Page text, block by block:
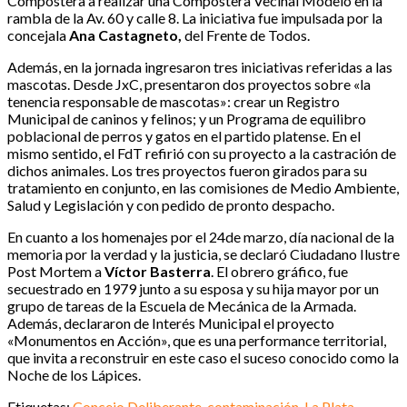
rambla de la Av. 60 y calle 8. La iniciativa fue impulsada por la
concejala Ana Castagneto, del Frente de Todos.
Además, en la jornada ingresaron tres iniciativas referidas a las
mascotas. Desde JxC, presentaron dos proyectos sobre «la
tenencia responsable de mascotas»: crear un Registro
Municipal de caninos y felinos; y un Programa de equilibro
poblacional de perros y gatos en el partido platense. En el
mismo sentido, el FdT refirió con su proyecto a la castración de
dichos animales. Los tres proyectos fueron girados para su
tratamiento en conjunto, en las comisiones de Medio Ambiente,
Salud y Legislación y con pedido de pronto despacho.
En cuanto a los homenajes por el 24de marzo, día nacional de la
memoria por la verdad y la justicia, se declaró Ciudadano Ilustre
Post Mortem aVíctor Basterra . El obrero gráfico, fue
secuestrado en 1979 junto a su esposa y su hija mayor por un
grupo de tareas de la Escuela de Mecánica de la Armada.
Además, declararon de Interés Municipal el proyecto
«Monumentos en Acción», que es una performance territorial,
que invita a reconstruir en este caso el suceso conocido como la
Noche de los Lápices.